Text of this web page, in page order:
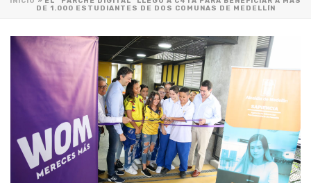
DE 1.000 ESTUDIANTES DE DOS COMUNAS DE MEDELLÍN